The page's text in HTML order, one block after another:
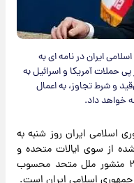
ایران در نامه ای به
حملات آمریکا و اسرائیل به
و شرط تجاوز، به اعمال
خواهد داد.
اسلامی ایران روز شنبه به
از سوی ایالات متحده و
رژیم اسرائیل، نقض صریح بند ۴ ماده ۲ منشور ملل متحد محسوب